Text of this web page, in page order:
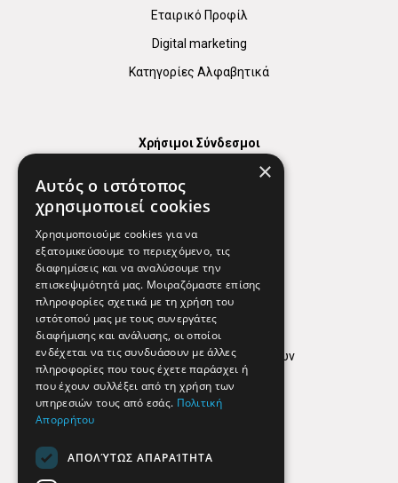
Εταιρικό Προφίλ
Digital marketing
Κατηγορίες Αλφαβητικά
Χρήσιμοι Σύνδεσμοι
Χρήσιμα Τηλέφωνα
Εφημερεύοντα Φαρμακεία
Απόρρητο
Όροι Χρήσης
Πολιτική προστασίας δεδομένων
Findhere
Social Media
×
Αυτός ο ιστότοπος
χρησιμοποιεί cookies
Χρησιμοποιούμε cookies για να
εξατομικεύσουμε το περιεχόμενο, τις
διαφημίσεις και να αναλύσουμε την
επισκεψιμότητά μας. Μοιραζόμαστε επίσης
πληροφορίες σχετικά με τη χρήση του
ιστότοπού μας με τους συνεργάτες
διαφήμισης και ανάλυσης, οι οποίοι
ενδέχεται να τις συνδυάσουν με άλλες
πληροφορίες που τους έχετε παράσχει ή
που έχουν συλλέξει από τη χρήση των
υπηρεσιών τους από εσάς. Πολιτική
Απορρήτου
ΑΠΟΛΎΤΩΣ ΑΠΑΡΑΊΤΗΤΑ